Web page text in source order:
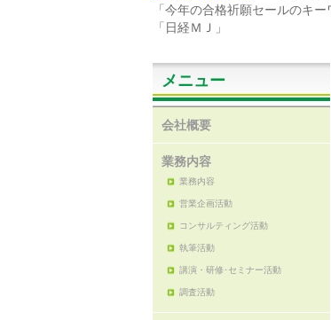
「今年の合格祈願セールのキ
「日経ＭＪ」
メニュー
会社概要
業務内容
業務内容
営業企画活動
コンサルティング活動
執筆活動
講演・研修･セミナー活動
調査活動